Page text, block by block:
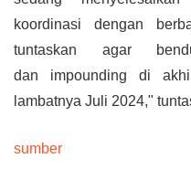
koordinasi dengan
tuntaskan agar
dan impoundingdi
lambatnya Juli 2024,"
sumber